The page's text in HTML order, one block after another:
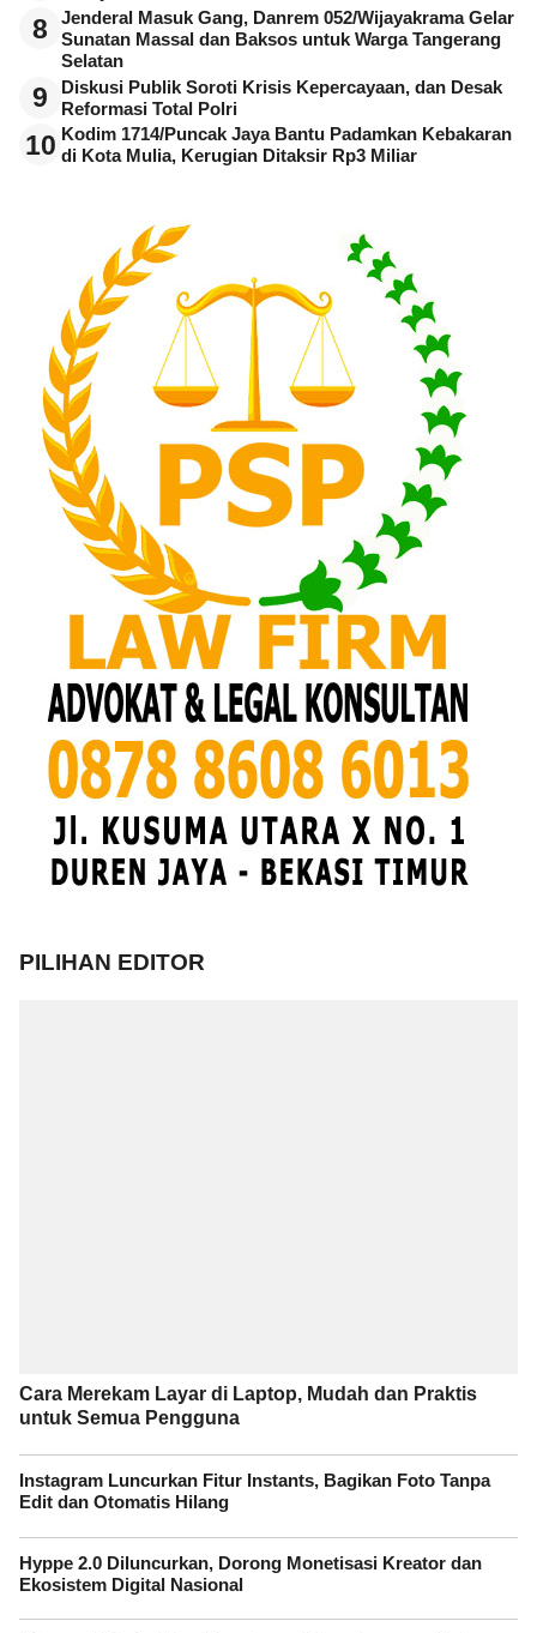
8
Jenderal Masuk Gang, Danrem 052/Wijayakrama Gelar
Sunatan Massal dan Baksos untuk Warga Tangerang
Selatan
9
Diskusi Publik Soroti Krisis Kepercayaan, dan Desak
Reformasi Total Polri
10 Kodim 1714/Puncak Jaya Bantu Padamkan Kebakaran
di Kota Mulia, Kerugian Ditaksir Rp3 Miliar
PILIHAN EDITOR
Cara Merekam Layar di Laptop, Mudah dan Praktis
untuk Semua Pengguna
Instagram Luncurkan Fitur Instants, Bagikan Foto Tanpa
Edit dan Otomatis Hilang
Hyppe 2.0 Diluncurkan, Dorong Monetisasi Kreator dan
Ekosistem Digital Nasional